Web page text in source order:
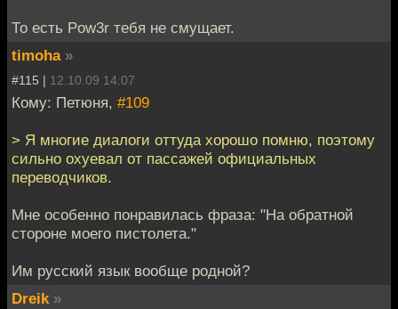
То есть Pow3r тебя не смущает.
timoha »
#115 | 12.10.09 14:07
Кому: Петюня, #109
> Я многие диалоги оттуда хорошо помню, поэтому
сильно охуевал от пассажей официальных
переводчиков.
Мне особенно понравилась фраза: "На обратной
стороне моего пистолета."
Им русский язык вообще родной?
Dreik »